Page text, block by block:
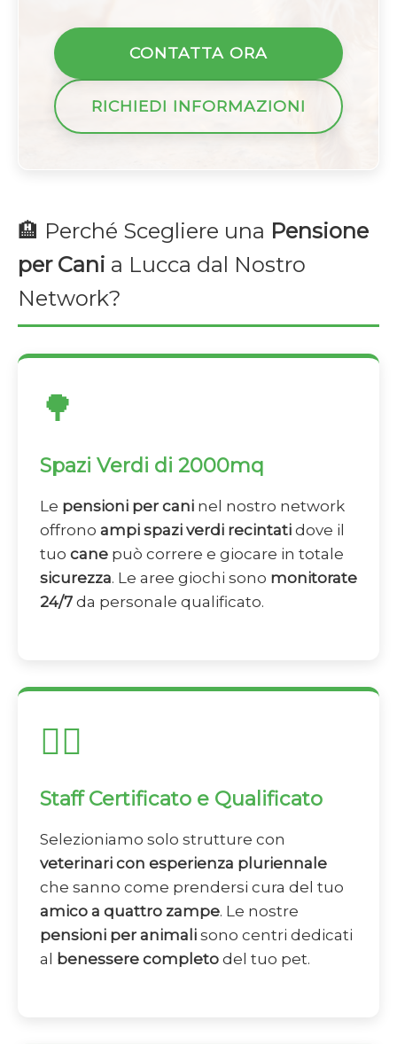
CONTATTA ORA
RICHIEDI INFORMAZIONI
🏨 Perché Scegliere una Pensione
per Cani a Lucca dal Nostro
Network?
🌳
Spazi Verdi di 2000mq
Le pensioni per cani nel nostro network
offrono ampi spazi verdi recintati dove il
tuo cane può correre e giocare in totale
sicurezza. Le aree giochi sono monitorate
24/7 da personale qualificato.
👨‍⚕️
Staff Certificato e Qualificato
Selezioniamo solo strutture con
veterinari con esperienza pluriennale
che sanno come prendersi cura del tuo
amico a quattro zampe. Le nostre
pensioni per animali sono centri dedicati
al benessere completo del tuo pet.